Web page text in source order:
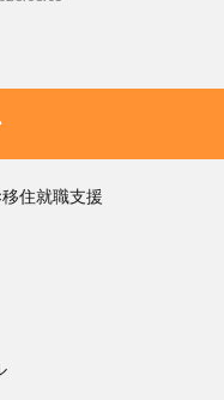
住就職支援